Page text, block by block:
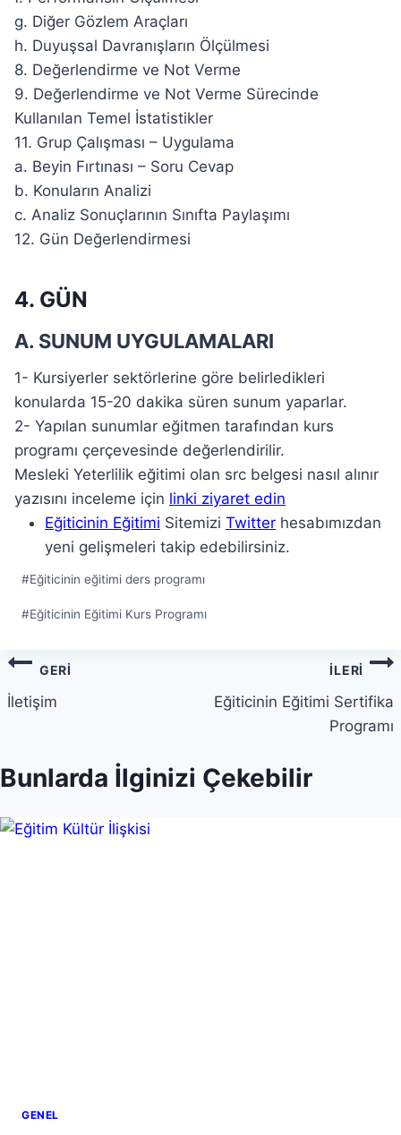
g. Diğer Gözlem Araçları
h. Duyuşsal Davranışların Ölçülmesi
8. Değerlendirme ve Not Verme
9. Değerlendirme ve Not Verme Sürecinde
Kullanılan Temel İstatistikler
11. Grup Çalışması – Uygulama
a. Beyin Fırtınası – Soru Cevap
b. Konuların Analizi
c. Analiz Sonuçlarının Sınıfta Paylaşımı
12. Gün Değerlendirmesi
4. GÜN
A. SUNUM UYGULAMALARI
1- Kursiyerler sektörlerine göre belirledikleri
konularda 15-20 dakika süren sunum yaparlar.
2- Yapılan sunumlar eğitmen tarafından kurs
programı çerçevesinde değerlendirilir.
Mesleki Yeterlilik eğitimi olan src belgesi nasıl alınır
yazısını inceleme için linki ziyaret edin
Eğiticinin Eğitimi Sitemizi Twitter hesabımızdan
yeni gelişmeleri takip edebilirsiniz.
#Eğiticinin eğitimi ders programı
#Eğiticinin Eğitimi Kurs Programı
Yazı
gezinmesi
GERI
İletişim
İLERI
Eğiticinin Eğitimi Sertifika
Programı
Bunlarda İlginizi Çekebilir
GENEL